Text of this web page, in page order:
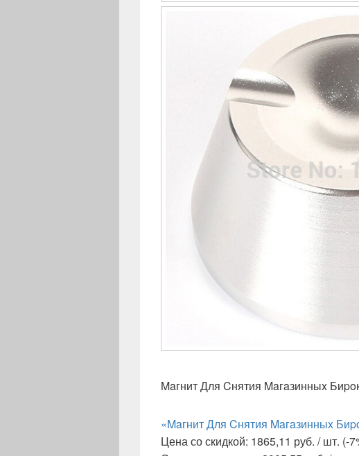
Maгнит Для Cнятия Maгaзинныx
«Maгнит Для Cнятия Maгaзинныx
Цена со скидкой: 1865,11 руб. / шт. (-